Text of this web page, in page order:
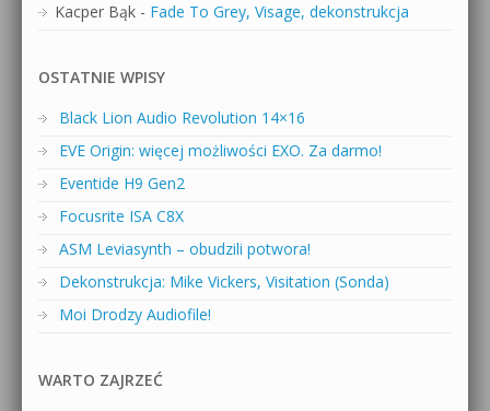
Kacper Bąk - Fade To Grey, Visage, dekonstrukcja
OSTATNIE WPISY
Black Lion Audio Revolution 14×16
EVE Origin: więcej możliwości EXO. Za darmo!
Eventide H9 Gen2
Focusrite ISA C8X
ASM Leviasynth – obudzili potwora!
Dekonstrukcja: Mike Vickers, Visitation (Sonda)
Moi Drodzy Audiofile!
WARTO ZAJRZEĆ